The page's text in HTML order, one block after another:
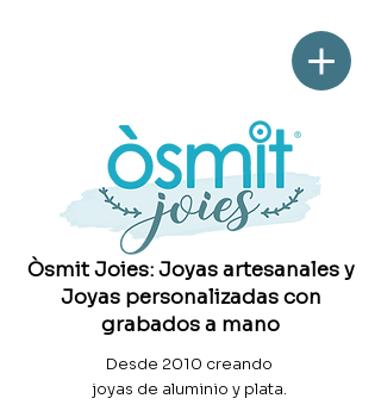
Òsmit Joies: Joyas artesanales y
Joyas personalizadas con
grabados a mano
Desde 2010 creando
joyas de aluminio y plata.